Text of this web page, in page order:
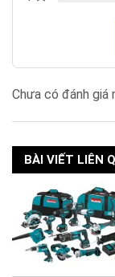
Chưa có đánh giá
BÀI VIẾT LIÊN